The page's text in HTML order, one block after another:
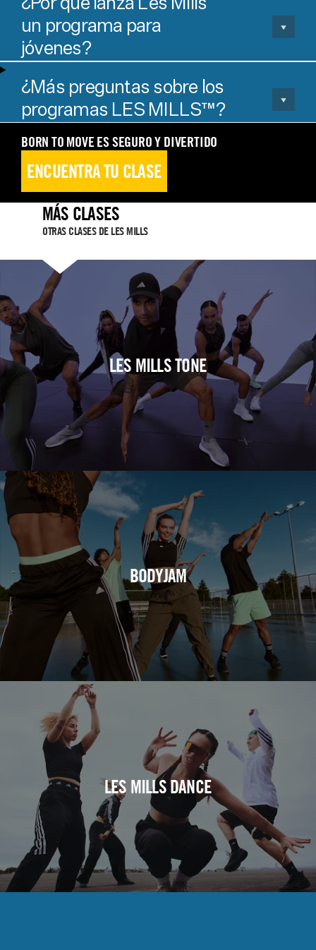
¿Por qué lanza Les Mills
un programa para
jóvenes?
¿Más preguntas sobre los
programas LES MILLS™?
BORN TO MOVE ES SEGURO Y DIVERTIDO
ENCUENTRA TU CLASE
MÁS CLASES
OTRAS CLASES DE LES MILLS
LES MILLS TONE
BODYJAM
LES MILLS DANCE